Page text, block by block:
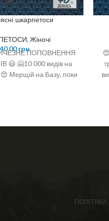
шкарпетоси
,Жіночі
грн.ПОПОВНЕННЯ
😃 🤗10 000 видів на
Мерщій на Базу, поки
ПОЛІТИКА